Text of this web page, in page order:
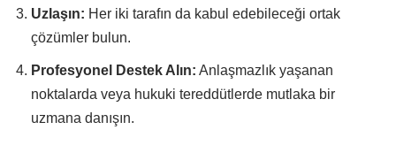
Uzlaşın: Her iki tarafın da kabul edebileceği ortak
çözümler bulun.
Profesyonel Destek Alın: Anlaşmazlık yaşanan
noktalarda veya hukuki tereddütlerde mutlaka bir
uzmana danışın.